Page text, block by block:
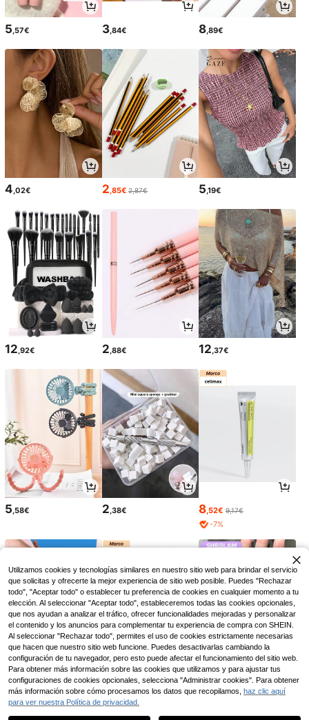
0
5 ,57€ 3,84€ 8 ,89€
4,02€ 2,85€ 2,87€ 5,19€
12,92€ 2,88€ 12,37€
5,58€ 2,38€ 8,52€ 9,17€
-7%
4,87€ 4,30€ 5,93€
Utilizamos cookies y tecnologías similares en nuestro sitio web para brindar el servicio
que solicitas y ofrecerte la mejor experiencia de sitio web posible. Puedes "Rechazar
todo", "Aceptar todo" o establecer tu preferencia de cookies en cualquier momento a tu
elección. Al seleccionar "Aceptar todo", estableceremos todas las cookies opcionales,
que nos ayudan a analizar el tráfico, ofrecer funcionalidades mejoradas y personalizar
el contenido y los anuncios para complementar tu experiencia de compra con SHEIN.
Al seleccionar "Rechazar todo", permites el uso de cookies estrictamente necesarias
que hacen que nuestro sitio web funcione. Puedes desactivarlas cambiando la
configuración de tu navegador, pero esto puede afectar el funcionamiento del sitio web.
Para obtener más información sobre las cookies que utilizamos y para ajustar tus
configuraciones de cookies opcionales, selecciona "Administrar cookies". Para obtener
más información sobre cómo procesamos los datos que recopilamos, haz clic aquí
para ver nuestra Política de privacidad.